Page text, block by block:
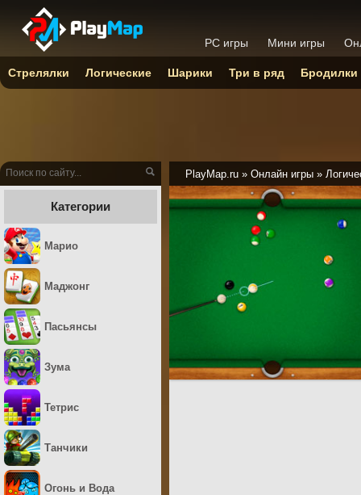
PlayMap.ru » Онлайн игры »
Категории
Марио
Маджонг
Пасьянсы
Зума
Тетрис
Танчики
Огонь и Вода
PC игры Мини игры
Стрелялки Логические Шарики Три в ряд Бродилки